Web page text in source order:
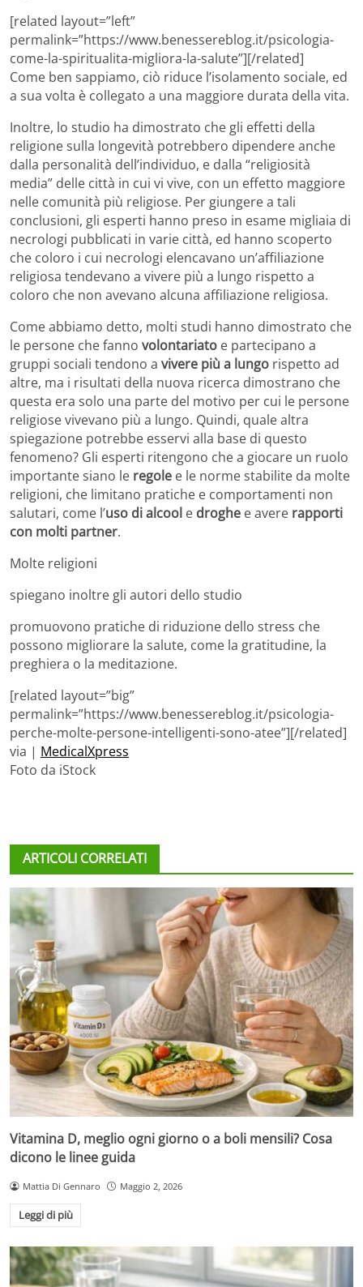
[related layout=”left”
permalink=”https://www.benessereblog.it/psicologia-
come-la-spiritualita-migliora-la-salute”][/related]
Come ben sappiamo, ciò riduce l’isolamento sociale, ed
a sua volta è collegato a una maggiore durata della vita.
Inoltre, lo studio ha dimostrato che gli effetti della
religione sulla longevità potrebbero dipendere anche
dalla personalità dell’individuo, e dalla “religiosità
media” delle città in cui vi vive, con un effetto maggiore
nelle comunità più religiose. Per giungere a tali
conclusioni, gli esperti hanno preso in esame migliaia di
necrologi pubblicati in varie città, ed hanno scoperto
che coloro i cui necrologi elencavano un’affiliazione
religiosa tendevano a vivere più a lungo rispetto a
coloro che non avevano alcuna affiliazione religiosa.
Come abbiamo detto, molti studi hanno dimostrato che
le persone che fanno volontariato e partecipano a
gruppi sociali tendono a vivere più a lungo rispetto ad
altre, ma i risultati della nuova ricerca dimostrano che
questa era solo una parte del motivo per cui le persone
religiose vivevano più a lungo. Quindi, quale altra
spiegazione potrebbe esservi alla base di questo
fenomeno? Gli esperti ritengono che a giocare un ruolo
importante siano le regole e le norme stabilite da molte
religioni, che limitano pratiche e comportamenti non
salutari, come l’uso di alcool e droghe e avere rapporti
con molti partner.
Molte religioni
spiegano inoltre gli autori dello studio
promuovono pratiche di riduzione dello stress che
possono migliorare la salute, come la gratitudine, la
preghiera o la meditazione.
[related layout=”big”
permalink=”https://www.benessereblog.it/psicologia-
perche-molte-persone-intelligenti-sono-atee”][/related]
via | MedicalXpress
Foto da iStock
ARTICOLI CORRELATI
Vitamina D, meglio ogni giorno o a boli mensili? Cosa
dicono le linee guida
Mattia Di Gennaro Maggio 2, 2026
Leggi di più